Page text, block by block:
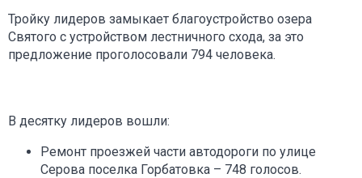
Тройку лидеров замыкает благоустройство озера
Святого с устройством лестничного схода, за это
предложение проголосовали 794 человека.
В десятку лидеров вошли:
Ремонт проезжей части автодороги по улице
Серова поселка Горбатовка – 748 голосов.